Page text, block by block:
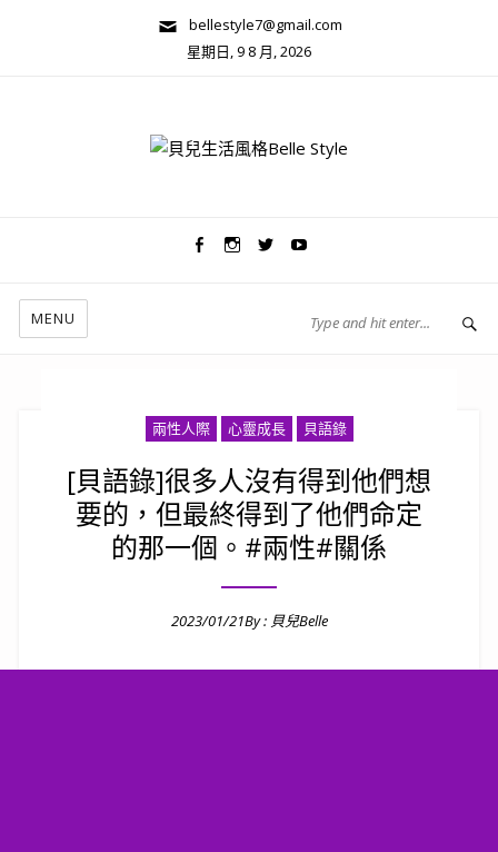
bellestyle7@gmail.com
星期日, 9 8 月, 2026
MENU
兩性人際 心靈成長 貝語錄
[貝語錄]很多人沒有得到他們想
要的，但最終得到了他們命定
的那一個。#兩性#關係
2023/01/21By : 貝兒Belle